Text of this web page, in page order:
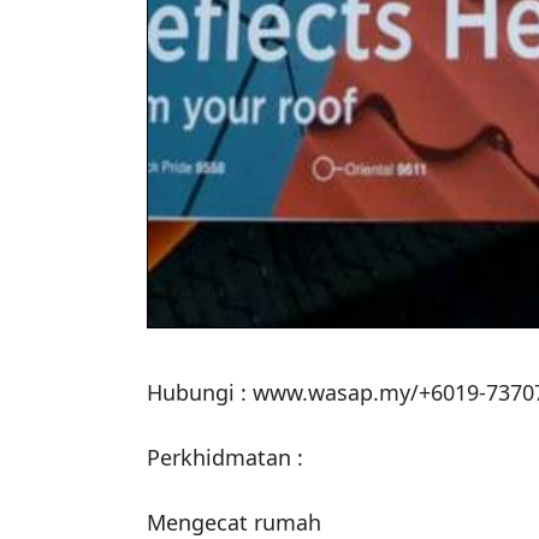
Hubungi : www.wasap.my/+6019-
Perkhidmatan :
Mengecat rumah